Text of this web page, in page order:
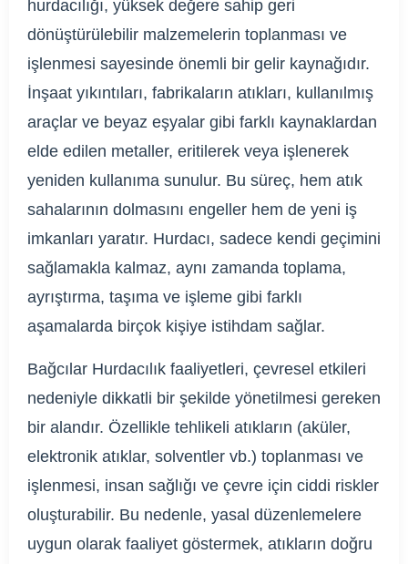
hurdacılığı, yüksek değere sahip geri
dönüştürülebilir malzemelerin toplanması ve
işlenmesi sayesinde önemli bir gelir kaynağıdır.
İnşaat yıkıntıları, fabrikaların atıkları, kullanılmış
araçlar ve beyaz eşyalar gibi farklı kaynaklardan
elde edilen metaller, eritilerek veya işlenerek
yeniden kullanıma sunulur. Bu süreç, hem atık
sahalarının dolmasını engeller hem de yeni iş
imkanları yaratır. Hurdacı, sadece kendi geçimini
sağlamakla kalmaz, aynı zamanda toplama,
ayrıştırma, taşıma ve işleme gibi farklı
aşamalarda birçok kişiye istihdam sağlar.
Bağcılar Hurdacılık faaliyetleri, çevresel etkileri
nedeniyle dikkatli bir şekilde yönetilmesi gereken
bir alandır. Özellikle tehlikeli atıkların (aküler,
elektronik atıklar, solventler vb.) toplanması ve
işlenmesi, insan sağlığı ve çevre için ciddi riskler
oluşturabilir. Bu nedenle, yasal düzenlemelere
uygun olarak faaliyet göstermek, atıkların doğru